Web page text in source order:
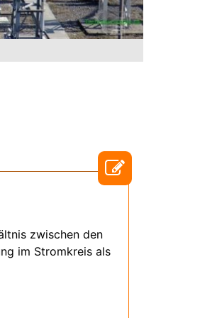
zwischen den
im Stromkreis als